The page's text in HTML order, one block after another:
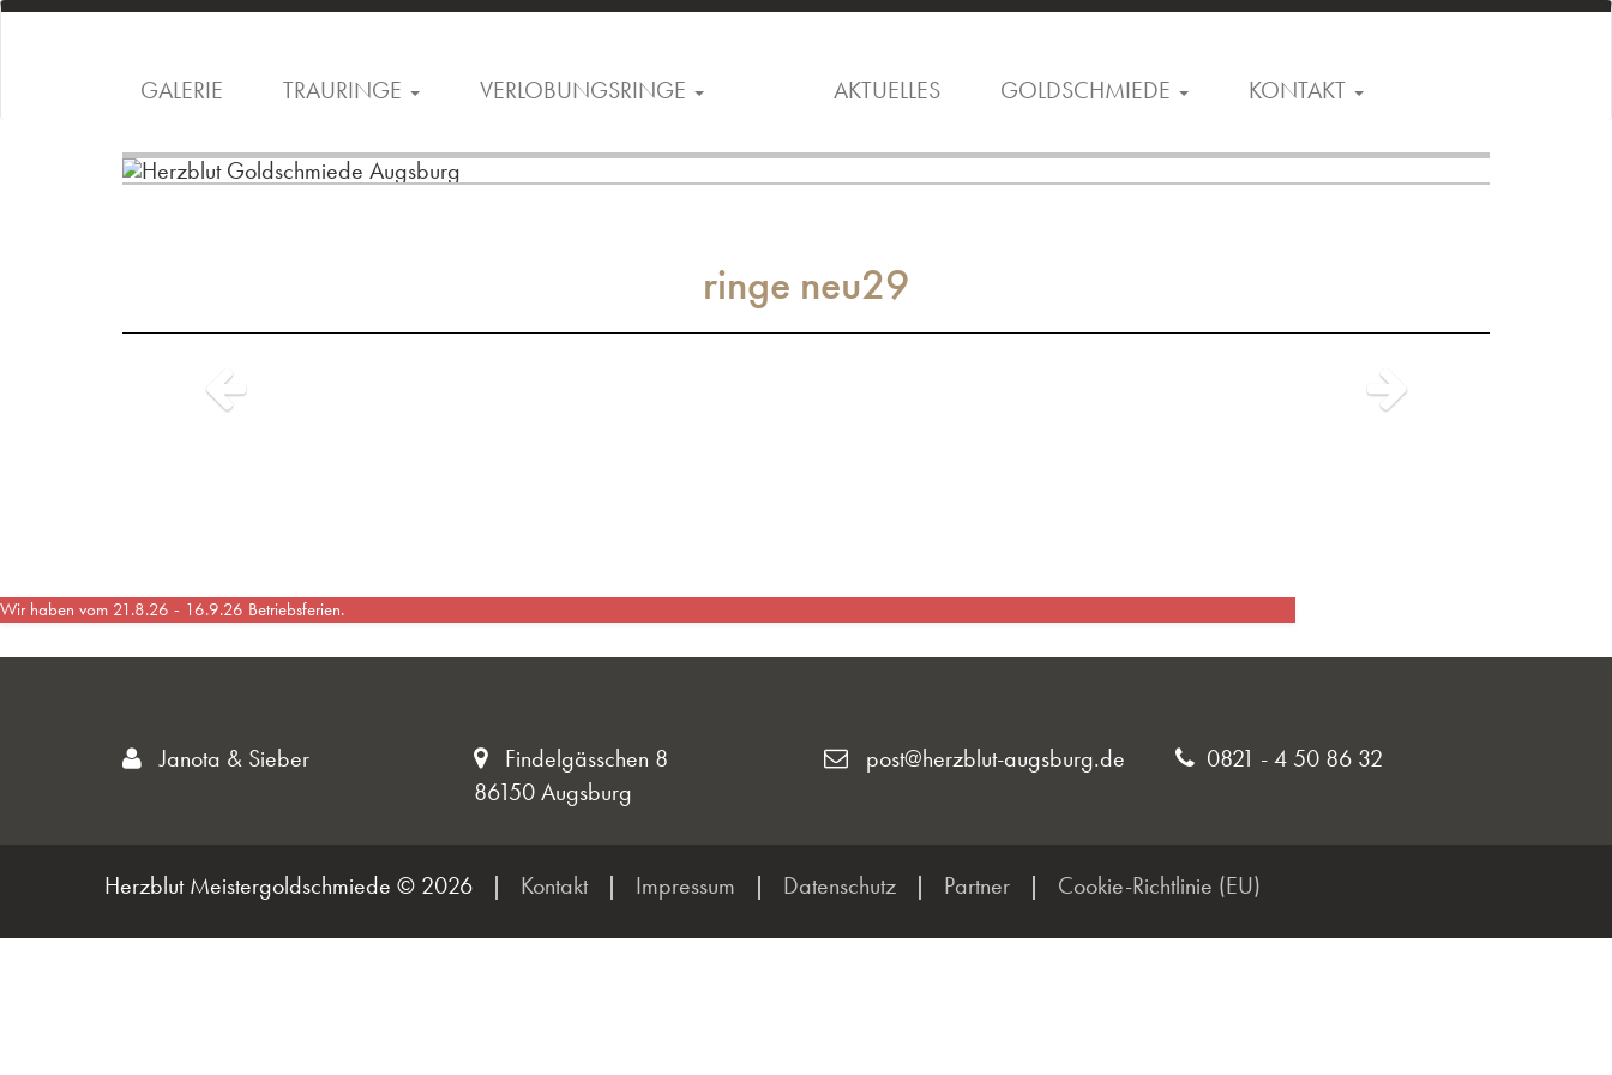
GALERIE TRAURINGE VERLOBUNGSRINGE AKTUELLES GOLDSCHMIEDE KONTAKT
ringe neu29
Wir haben vom 21.8.26 - 16.9.26 Betriebsferien.
Janota & Sieber
Findelgässchen 8
86150 Augsburg
post@herzblut-augsburg.de 0821 - 4 50 86 32
Herzblut Meistergoldschmiede © 2026 | Kontakt | Impressum | Datenschutz | Partner | Cookie-Richtlinie (EU)